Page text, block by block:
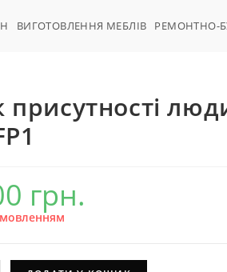
ВИГОТОВЛЕННЯ МЕБЛІВ РЕМОНТНО-
присутності
грн.